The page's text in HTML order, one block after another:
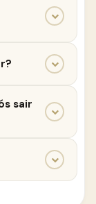
podem
sair